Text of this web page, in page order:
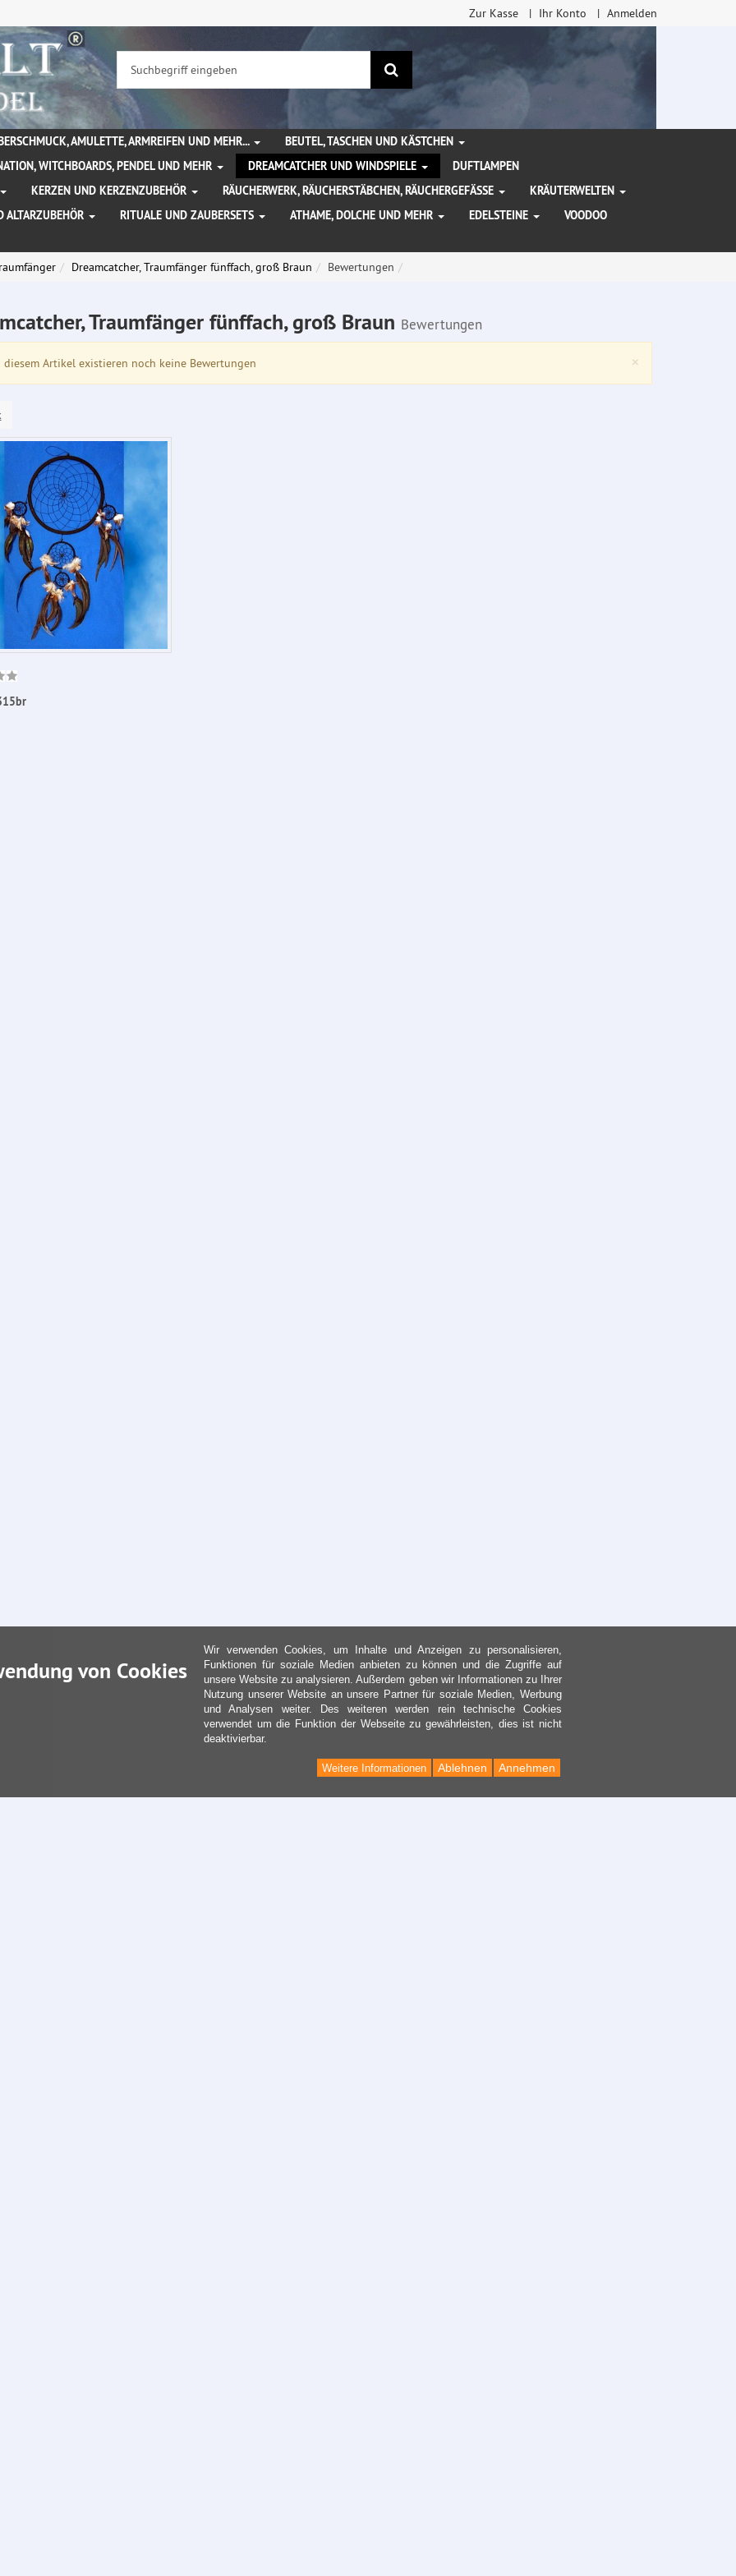
Zur Kasse Ihr Konto Anmelden
Suchen
AMULETTE, ARMREIFEN UND MEHR...
BEUTEL, TASCHEN UND KÄSTCHEN
WITCHBOARDS, PENDEL UND MEHR DREAMCATCHER UND WINDSPIELE
DUFTLAMPEN
KERZEN UND KERZENZUBEHÖR RÄUCHERWERK, RÄUCHERSTÄBCHEN, RÄUCHERGEFÄSSE
KRÄUTERWELTEN
ALTARZUBEHÖR RITUALE UND ZAUBERSETS ATHAME, DOLCHE UND MEHR EDELSTEINE
VOODOO
Dreamcatcher, Traumfänger fünffach, groß Braun Bewertungen
Traumfänger fünffach, groß Braun Bewertungen
×
Artikel existieren noch keine Bewertungen
von Cookies
Wir verwenden Cookies, um Inhalte und Anzeigen zu personalisieren,
Funktionen für soziale Medien anbieten zu können und die Zugriffe auf
unsere Website zu analysieren. Außerdem geben wir Informationen zu Ihrer
Nutzung unserer Website an unsere Partner für soziale Medien, Werbung
und Analysen weiter. Des weiteren werden rein technische Cookies
verwendet um die Funktion der Webseite zu gewährleisten, dies ist nicht
deaktivierbar.
Annehmen
Ablehnen
Weitere Informationen